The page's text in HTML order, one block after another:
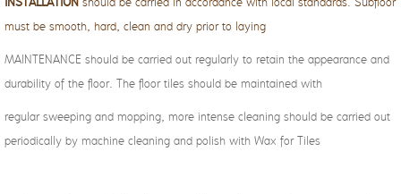
must be smooth, hard, clean and dry prior to laying
MAINTENANCE should be carried out regularly to retain the appearance and
durability of the floor. The floor tiles should be maintained with
regular sweeping and mopping, more intense cleaning should be carried out
periodically by machine cleaning and polish with Wax for Tiles